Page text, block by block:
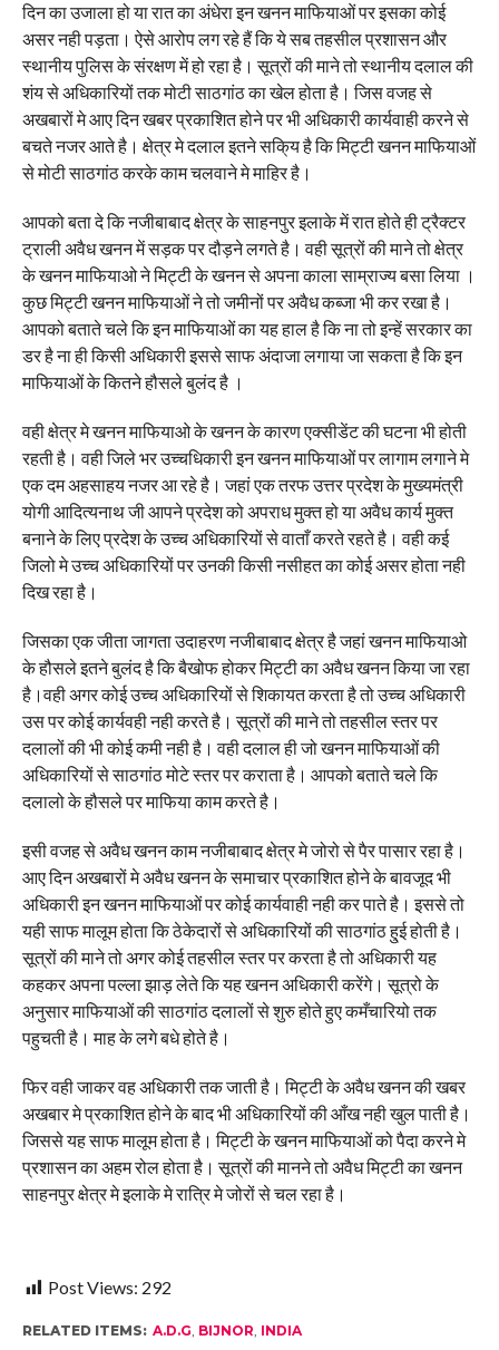
दिन का उजाला हो या रात का अंधेरा इन खनन माफियाओं पर इसका कोई
असर नही पड़ता। ऐसे आरोप लग रहे हैं कि ये सब तहसील प्रशासन और
स्थानीय पुलिस के संरक्षण में हो रहा है। सूत्रों की माने तो स्थानीय दलाल की
शंय से अधिकारियों तक मोटी साठगांठ का खेल होता है। जिस वजह से
अखबारों मे आए दिन खबर प्रकाशित होने पर भी अधिकारी कार्यवाही करने से
बचते नजर आते है। क्षेत्र मे दलाल इतने सकि्य है कि मिट्टी खनन माफियाओं
से मोटी साठगांठ करके काम चलवाने मे माहिर है।
आपको बता दे कि नजीबाबाद क्षेत्र के साहनपुर इलाके में रात होते ही ट्रैक्टर
ट्राली अवैध खनन में सड़क पर दौड़ने लगते है। वही सूत्रों की माने तो क्षेत्र
के खनन माफियाओ ने मिट्टी के खनन से अपना काला साम्राज्य बसा लिया ।
कुछ मिट्टी खनन माफियाओं ने तो जमीनों पर अवैध कब्जा भी कर रखा है।
आपको बताते चले कि इन माफियाओं का यह हाल है कि ना तो इन्हें सरकार का
डर है ना ही किसी अधिकारी इससे साफ अंदाजा लगाया जा सकता है कि इन
माफियाओं के कितने हौसले बुलंद है ।
वही क्षेत्र मे खनन माफियाओ के खनन के कारण एक्सीडेंट की घटना भी होती
रहती है। वही जिले भर उच्चधिकारी इन खनन माफियाओं पर लागाम लगाने मे
एक दम अहसाहय नजर आ रहे है। जहां एक तरफ उत्तर प्रदेश के मुख्यमंत्री
योगी आदित्यनाथ जी आपने प्रदेश को अपराध मुक्त हो या अवैध कार्य मुक्त
बनाने के लिए प्रदेश के उच्च अधिकारियों से वाताँ करते रहते है। वही कई
जिलो मे उच्च अधिकारियों पर उनकी किसी नसीहत का कोई असर होता नही
दिख रहा है।
जिसका एक जीता जागता उदाहरण नजीबाबाद क्षेत्र है जहां खनन माफियाओ
के हौसले इतने बुलंद है कि बैखोफ होकर मिट्टी का अवैध खनन किया जा रहा
है।वही अगर कोई उच्च अधिकारियों से शिकायत करता है तो उच्च अधिकारी
उस पर कोई कार्यवही नही करते है। सूत्रों की माने तो तहसील स्तर पर
दलालों की भी कोई कमी नही है। वही दलाल ही जो खनन माफियाओं की
अधिकारियों से साठगांठ मोटे स्तर पर कराता है। आपको बताते चले कि
दलालो के हौसले पर माफिया काम करते है।
इसी वजह से अवैध खनन काम नजीबाबाद क्षेत्र मे जोरो से पैर पासार रहा है।
आए दिन अखबारों मे अवैध खनन के समाचार प्रकाशित होने के बावजूद भी
अधिकारी इन खनन माफियाओं पर कोई कार्यवाही नही कर पाते है। इससे तो
यही साफ मालूम होता कि ठेकेदारों से अधिकारियों की साठगांठ हु्ई होती है।
सूत्रों की माने तो अगर कोई तहसील स्तर पर करता है तो अधिकारी यह
कहकर अपना पल्ला झाड़ लेते कि यह खनन अधिकारी करेंगे। सूत्रो के
अनुसार माफियाओं की साठगांठ दलालों से शुरु होते हुए कमँचारियो तक
पहुचती है। माह के लगे बधे होते है।
फिर वही जाकर वह अधिकारी तक जाती है। मिट्टी के अवैध खनन की खबर
अखबार मे प्रकाशित होने के बाद भी अधिकारियों की आँख नही खुल पाती है।
जिससे यह साफ मालूम होता है। मिट्टी के खनन माफियाओं को पैदा करने मे
प्रशासन का अहम रोल होता है। सूत्रों की मानने तो अवैध मिट्टी का खनन
साहनपुर क्षेत्र मे इलाके मे रात्रि मे जोरों से चल रहा है।
Post Views: 292
RELATED ITEMS: A.D.G, BIJNOR, INDIA